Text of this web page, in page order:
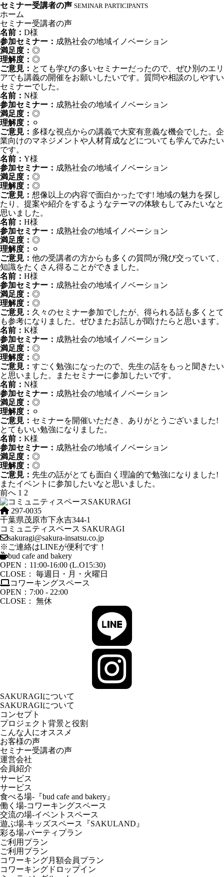
セミナー受講者の声 SEMINAR PARTICIPANTS
ホーム
セミナー受講者の声
名前： D様
参加セミナー： 成熟社会の地域イノベーション
満足度： ◎
理解度： ◎
ご意見： とても学びの多いセミナーだったので、ぜひ別のエリ
アでも講義の開催をお願いしたいです。質問や相談のしやすい
セミナーでした。
名前： N様
参加セミナー： 成熟社会の地域イノベーション
満足度： ◎
理解度： ⚪︎
ご意見： 多様な視点からの講義で大変有意義な機会でした。企
業向けのマネジメントや人材育成などについても学んでみたい
です。
名前： Y様
参加セミナー： 成熟社会の地域イノベーション
満足度： ◎
理解度： ◎
ご意見： 想像以上の内容で面白かったです! 地域の魅力を探し
たり、提案や紹介をするようなテーマの体験もしてみたいなと
思いました。
名前： H様
参加セミナー： 成熟社会の地域イノベーション
満足度： ◎
理解度： ⚪︎
ご意見： 他の受講者の方からも多くの質問が飛び交っていて、
知識をたくさん得ることができました。
名前： H様
参加セミナー： 成熟社会の地域イノベーション
満足度： ◎
理解度： ◎
ご意見： 久々のセミナー参加でしたが、得られる話も多くとて
も参考になりました。ぜひまたお話しが聞けたらと思います。
名前： K様
参加セミナー： 成熟社会の地域イノベーション
満足度： ◎
理解度： ◎
ご意見： すごく勉強になったので、先生の話をもっと聞きたい
と思いました。またセミナーに参加したいです。
名前： N様
参加セミナー： 成熟社会の地域イノベーション
満足度： ◎
理解度： ⚪︎
ご意見： セミナーを開催いただき、ありがとうございました!
とてもいい勉強になりました。
名前： K様
参加セミナー： 成熟社会の地域イノベーション
満足度： ◎
理解度： ◎
ご意見： 先生の話がとても面白く理論的で勉強になりました!
またイベントに参加したいなと思いました。
投
稿
の
ペ
ー
ジ
送
り
前へ 1 2
297-0035
千葉県茂原市下永吉344-1
コミュニティスペース SAKURAGI
sakuragi@sakura-insatsu.co.jp
※ご連絡はLINEが便利です！
bud cafe and bakery
OPEN：11:00-16:00 (L.O15:30)
CLOSE： 毎週日・月・火曜日
コワーキングスペース
OPEN：7:00 - 22:00
CLOSE： 無休
SAKURAGIについて
SAKURAGIについて
コンセプト
プロジェクト背景と役割
こんな人にオススメ
お客様の声
セミナー受講者の声
運営会社
会員紹介
サービス
サービス
食べる場-『bud cafe and bakery』
働く場-コワーキングスペース
交流の場-イベントスペース
遊ぶ場-キッズスペース『SAKULAND』
彩る場-パーティプラン
ご利用プラン
ご利用プラン
コワーキング月額会員プラン
コワーキングドロップイン